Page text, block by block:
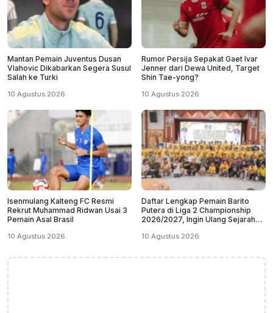
Mantan Pemain Juventus Dusan
Vlahovic Dikabarkan Segera Susul
Salah ke Turki
10 Agustus 2026
Rumor Persija Sepakat Gaet Ivar
Jenner dari Dewa United, Target
Shin Tae-yong?
10 Agustus 2026
Isenmulang Kalteng FC Resmi
Rekrut Muhammad Ridwan Usai 3
Pemain Asal Brasil
10 Agustus 2026
Daftar Lengkap Pemain Barito
Putera di Liga 2 Championship
2026/2027, Ingin Ulang Sejarah
10 Agustus 2026